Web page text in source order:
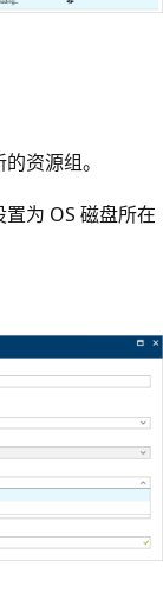
资源组。
为 OS 磁盘所在